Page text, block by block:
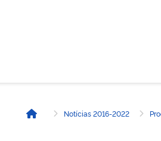
Página inicialNotícias 2016-2022